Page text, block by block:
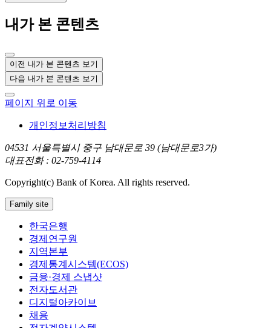
내가 본 콘텐츠
이전 내가 본 콘텐츠 보기
다음 내가 본 콘텐츠 보기
페이지 위로 이동
개인정보처리방침
04531 서울특별시 중구 남대문로 39 (남대문로3가)
대표전화 : 02-759-4114
Copyright(c) Bank of Korea. All rights reserved.
Family site
한국은행
경제연구원
지역본부
경제통계시스템(ECOS)
금융·경제 스냅샷
전자도서관
디지털아카이브
채용